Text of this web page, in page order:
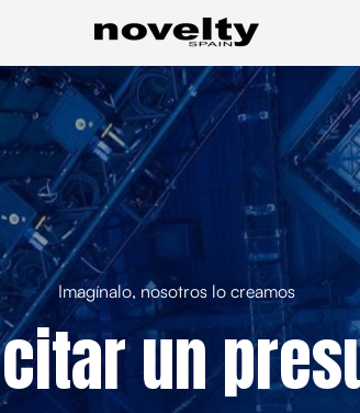
Imagínalo, nosotros lo creamos
un